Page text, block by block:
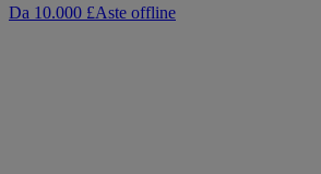
Da 10.000 £Aste offline